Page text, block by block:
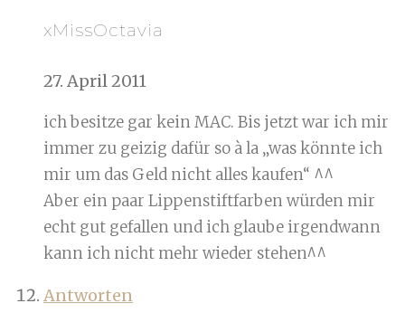
xMissOctavia
27. April 2011
ich besitze gar kein MAC. Bis jetzt war ich mir
immer zu geizig dafür so à la „was könnte ich
mir um das Geld nicht alles kaufen“ ^^
Aber ein paar Lippenstiftfarben würden mir
echt gut gefallen und ich glaube irgendwann
kann ich nicht mehr wieder stehen^^
Antworten